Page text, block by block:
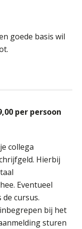
goede basis wil
per persoon
collega
Hierbij
Eventueel
cursus.
bij het
sturen